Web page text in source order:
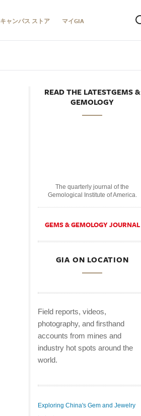
キャンパス ストア マイGIA
READ THE LATESTGEMS &
GEMOLOGY
The quarterly journal of the
Gemological Institute of America.
GEMS & GEMOLOGY JOURNAL
GIA ON LOCATION
Field reports, videos,
photography, and firsthand
accounts from mines and
industry hot spots around the
world.
Exploring China's Gem and Jewelry